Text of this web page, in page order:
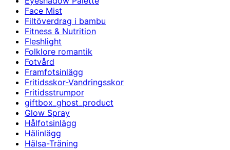
Face Mist
Filtöverdrag i bambu
Fitness & Nutrition
Fleshlight
Folklore romantik
Fotvård
Framfotsinlägg
Fritidsskor-Vandringsskor
Fritidsstrumpor
giftbox_ghost_product
Glow Spray
Hålfotsinlägg
Hälinlägg
Hälsa-Träning